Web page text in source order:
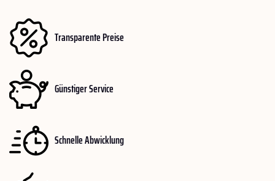
Transparente Preise
Günstiger Service
Schnelle Abwicklung